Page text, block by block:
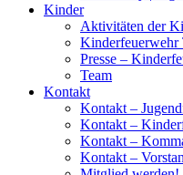
Kinder
Aktivitäten der
Kinderfeuerwehr
Presse –
Team
Kontakt
Kontakt –
Kontakt –
Kontakt –
Kontakt –